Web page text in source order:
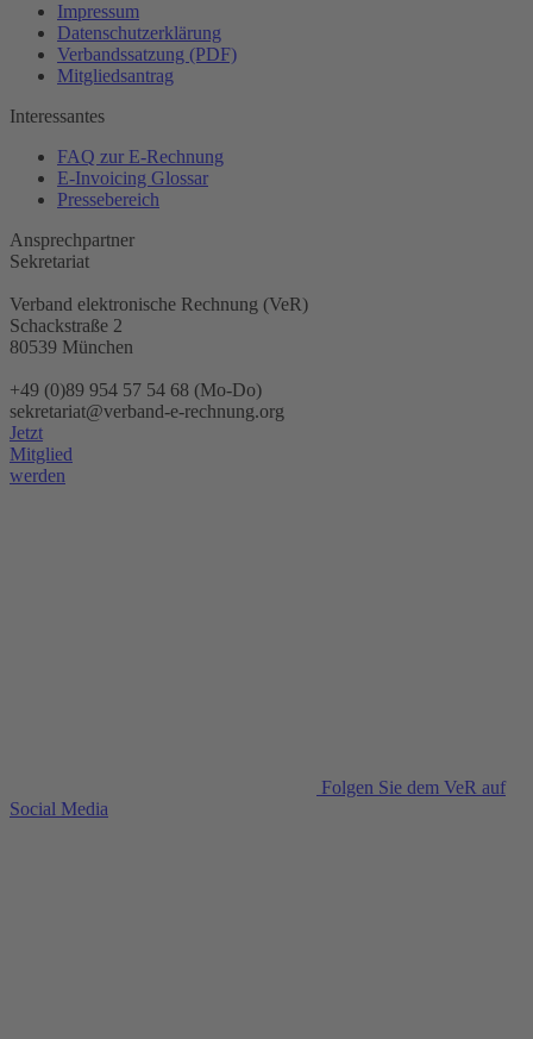
Impressum
Datenschutzerklärung
Verbandssatzung (PDF)
Mitgliedsantrag
Interessantes
FAQ zur E-Rechnung
E-Invoicing Glossar
Pressebereich
Ansprechpartner
Sekretariat
Verband elektronische Rechnung (VeR)
Schackstraße 2
80539 München
+49 (0)89 954 57 54 68 (Mo-Do)
sekretariat@verband-e-rechnung.org
Jetzt
Mitglied
werden
Folgen Sie dem VeR auf
Social Media